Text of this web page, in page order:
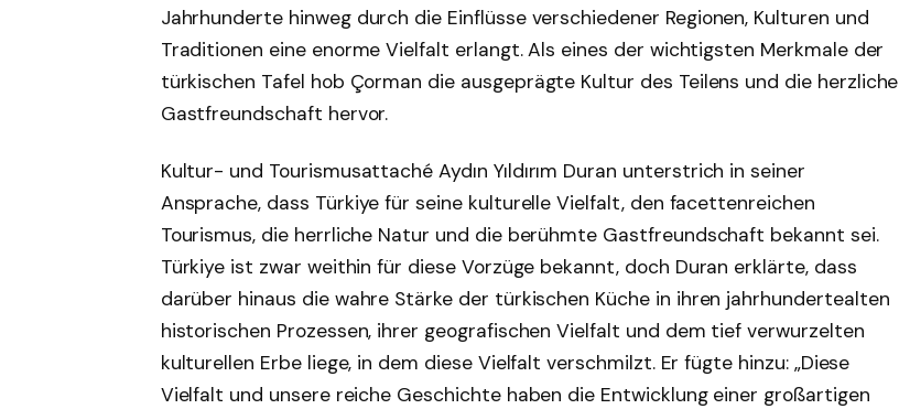
Jahrhunderte hinweg durch die Einflüsse verschiedener Regionen, Kulturen und
Traditionen eine enorme Vielfalt erlangt. Als eines der wichtigsten Merkmale der
türkischen Tafel hob Çorman die ausgeprägte Kultur des Teilens und die herzliche
Gastfreundschaft hervor.
Kultur- und Tourismusattaché Aydın Yıldırım Duran unterstrich in seiner
Ansprache, dass Türkiye für seine kulturelle Vielfalt, den facettenreichen
Tourismus, die herrliche Natur und die berühmte Gastfreundschaft bekannt sei.
Türkiye ist zwar weithin für diese Vorzüge bekannt, doch Duran erklärte, dass
darüber hinaus die wahre Stärke der türkischen Küche in ihren jahrhundertealten
historischen Prozessen, ihrer geografischen Vielfalt und dem tief verwurzelten
kulturellen Erbe liege, in dem diese Vielfalt verschmilzt. Er fügte hinzu: „Diese
Vielfalt und unsere reiche Geschichte haben die Entwicklung einer großartigen